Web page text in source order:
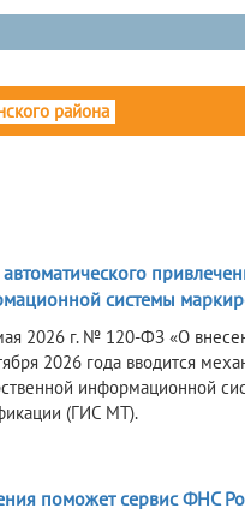
района
системы
2026 г. № 120-ФЗ «О
2026 года вводится
информационной
(ГИС МТ).
поможет сервис ФНС